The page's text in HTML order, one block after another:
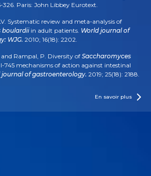
326. Paris: John Libbey Eurotext.
Systematic review and meta-analysis of
boulardiiin adult patients. World journal of
WJG. 2010; 16(18): 2202.
Rampal, P. Diversity of Saccharomyces
745 mechanisms of action against intestinal
journal of gastroenterology. 2019; 25(18): 2188.
En savoir plus